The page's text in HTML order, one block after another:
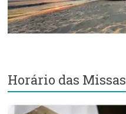
Setor
Bom
Horário das Missas